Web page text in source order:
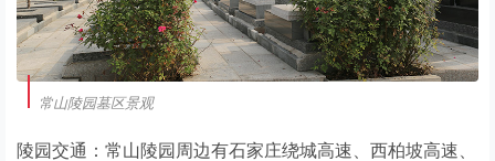
常山陵园墓区景观
陵园交通：常山陵园周边有石家庄绕城高速、西柏坡高速、